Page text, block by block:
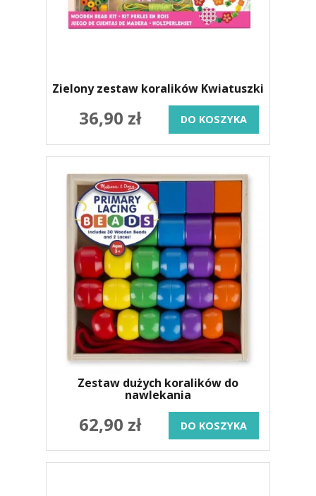
Zielony zestaw koralików Kwiatuszki
36,90 zł DO KOSZYKA
Zestaw dużych koralików do
nawlekania
62,90 zł DO KOSZYKA